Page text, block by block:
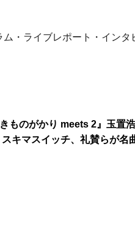
・ライブレポート・イン
ものがかり meets 2』玉置
キマスイッチ、礼賛らが名